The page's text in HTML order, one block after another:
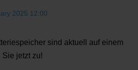
2025 12:00
sind aktuell auf einem
Sie jetzt zu!